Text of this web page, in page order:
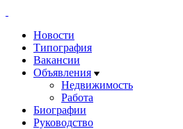
Новости
Типография
Вакансии
Объявления
Недвижимость
Работа
Биографии
Руководство